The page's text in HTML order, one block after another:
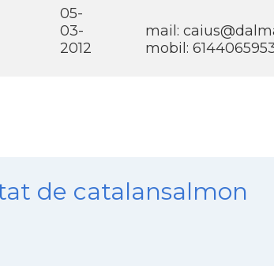
05-
03-
2012
mail:
mobil:
de catalansalmon